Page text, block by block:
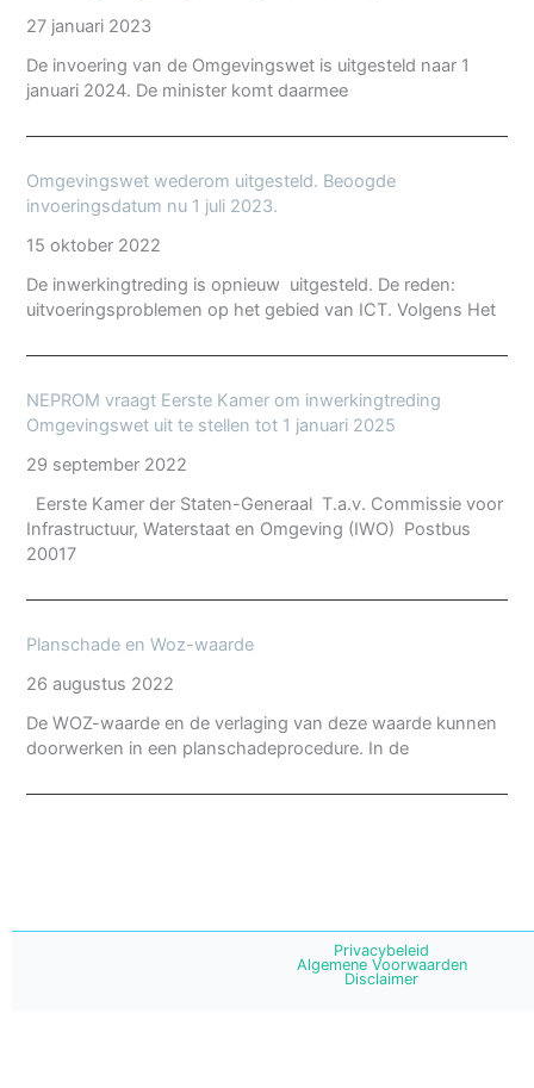
27 januari 2023
De invoering van de Omgevingswet is uitgesteld naar 1
januari 2024. De minister komt daarmee
Omgevingswet wederom uitgesteld. Beoogde
invoeringsdatum nu 1 juli 2023.
15 oktober 2022
De inwerkingtreding is opnieuw uitgesteld. De reden:
uitvoeringsproblemen op het gebied van ICT. Volgens Het
NEPROM vraagt Eerste Kamer om inwerkingtreding
Omgevingswet uit te stellen tot 1 januari 2025
29 september 2022
Eerste Kamer der Staten-Generaal T.a.v. Commissie voor
Infrastructuur, Waterstaat en Omgeving (IWO) Postbus
20017
Planschade en Woz-waarde
26 augustus 2022
De WOZ-waarde en de verlaging van deze waarde kunnen
doorwerken in een planschadeprocedure. In de
Privacybeleid
Algemene Voorwaarden
Disclaimer